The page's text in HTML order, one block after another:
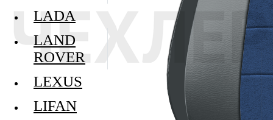
LADA
LAND
ROVER
LEXUS
LIFAN